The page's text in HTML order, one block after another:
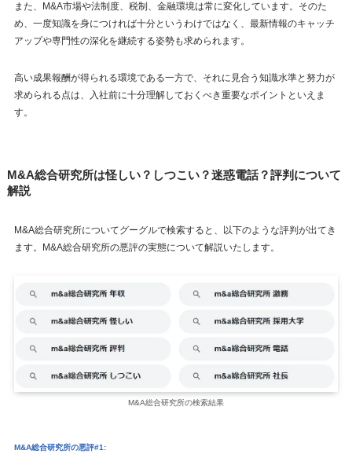
また、M&A市場や法制度、税制、金融環境は常に変化しています。そのた
め、一度知識を身につければ十分というわけではなく、最新情報のキャッチ
アップや専門性の深化を継続する姿勢も求められます。
高い成果報酬が得られる環境である一方で、それに見合う知識水準と努力が
求められる点は、入社前に十分理解しておくべき重要なポイントといえま
す。
M&A総合研究所は怪しい？しつこい？迷惑電話？評判について
解説
M&A総合研究所についてグーグルで検索すると、以下のような評判が出てき
ます。M&A総合研究所の悪評の実態について解説いたします。
M&A総合研究所の検索結果
M&A総合研究所の悪評#1: